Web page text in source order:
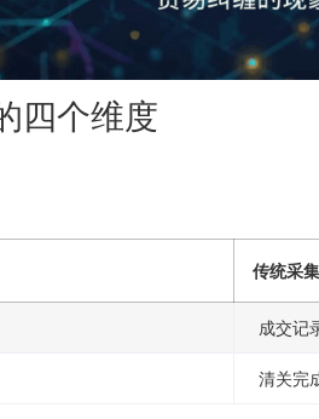
四个维度
传统采
成交记
清关完